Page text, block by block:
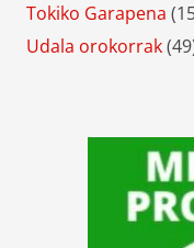
Tokiko Garapena
Udala orokorrak